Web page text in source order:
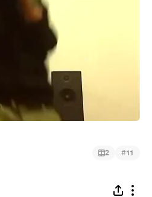
2 #11